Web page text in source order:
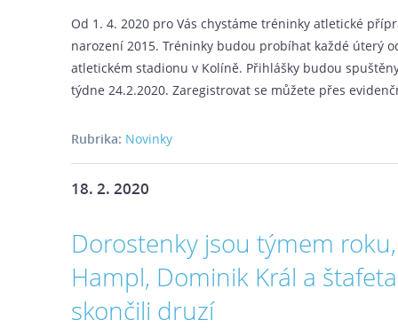
Od 1. 4. 2020 pro Vás chystáme tréninky atletické
narození 2015. Tréninky budou probíhat každé úterý
atletickém stadionu v Kolíně. Přihlášky budou
týdne 24.2.2020. Zaregistrovat se můžete přes
Rubrika: Novinky
18. 2. 2020
Dorostenky jsou týmem
Hampl, Dominik Král a
skončili druzí